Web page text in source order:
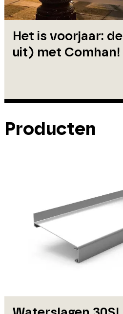
Het is voorjaar:
uit) met Comhan!
Producten